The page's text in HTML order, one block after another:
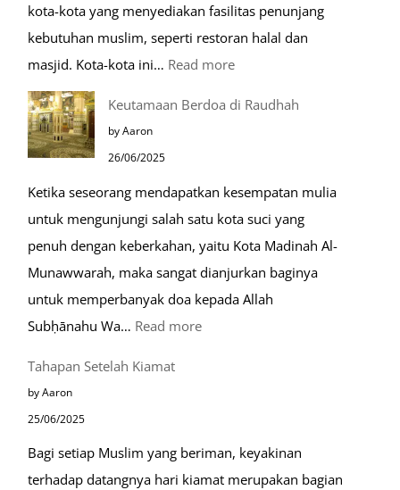
kota-kota yang menyediakan fasilitas penunjang
kebutuhan muslim, seperti restoran halal dan
masjid. Kota-kota ini… Read more:
di
Eropa
Keutamaan Berdoa di Raudhah
by Aaron
26/06/2025
Ketika seseorang mendapatkan kesempatan mulia
untuk mengunjungi salah satu kota suci yang
penuh dengan keberkahan, yaitu Kota Madinah Al-
Munawwarah, maka sangat dianjurkan baginya
untuk memperbanyak doa kepada Allah
Subḥānahu Wa… Read more:
Tahapan Setelah Kiamat
by Aaron
25/06/2025
Bagi setiap Muslim yang beriman, keyakinan
terhadap datangnya hari kiamat merupakan bagian